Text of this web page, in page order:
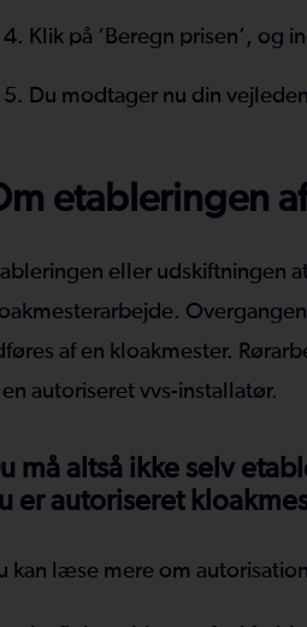
Klik på ‘Beregn prisen’, og
Du modtager nu din
etableringen
eller udskiftningen
af en kloakmester.
en autoriseret vvs-installatør.
må altså ikke selv
er autoriseret
kan læse mere om